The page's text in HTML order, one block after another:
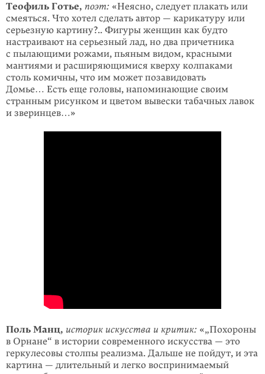
Теофиль Готье, поэт: «Неясно, следует плакать или
смеяться. Что хотел сделать автор — карикатуру или
серьезную картину?.. Фигуры женщин как будто
настраивают на серьезный лад, но два причетника
с пылающими рожами, пьяным видом, красными
мантиями и расширяющимися кверху колпаками
столь комичны, что им может позавидовать
Домье… Есть еще головы, напоминающие своим
странным рисунком и цветом вывески табачных лавок
и зверинцев…»
Поль Манц, историк искусства и критик: «„Похороны
в Орнане“ в истории современного искусства — это
геркулесовы столпы реализма. Дальше не пойдут, и эта
картина — длительный и легко воспринимаемый